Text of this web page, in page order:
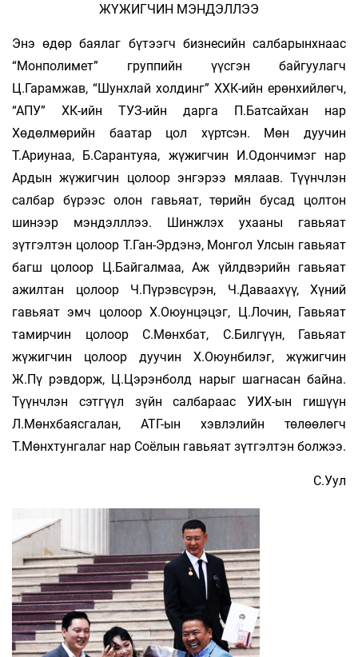
ЖҮЖИГЧИН МЭНДЭЛЛЭЭ
Энэ өдөр баялаг бүтээгч бизнесийн салбарынхнаас
“Монполимет” группийн үүсгэн байгуулагч
Ц.Гарамжав, “Шунхлай холдинг” ХХК-ийн ерөнхийлөгч,
“АПУ” ХК-ийн ТУЗ-ийн дарга П.Батсайхан нар
Хөдөлмөрийн баатар цол хүртсэн. Мөн дуучин
Т.Ариунаа, Б.Сарантуяа, жүжигчин И.Одончимэг нар
Ардын жүжигчин цолоор энгэрээ мялаав. Түүнчлэн
салбар бүрээс олон гавьяат, төрийн бусад цолтон
шинээр мэндэлллээ. Шинжлэх ухааны гавьяат
зүтгэлтэн цолоор Т.Ган-Эрдэнэ, Монгол Улсын гавьяат
багш цолоор Ц.Байгалмаа, Аж үйлдвэрийн гавьяат
ажилтан цолоор Ч.Пүрэвсүрэн, Ч.Даваахүү, Хүний
гавьяат эмч цолоор Х.Оюунцэцэг, Ц.Лочин, Гавьяат
тамирчин цолоор С.Мөнхбат, С.Билгүүн, Гавьяат
жүжигчин цолоор дуучин Х.Оюунбилэг, жүжигчин
Ж.Пү­ рэвдорж, Ц.Цэрэнболд нарыг шагнасан байна.
Түүнчлэн сэтгүүл зүйн салбараас УИХ-ын гишүүн
Л.Мөнхбаясгалан, АТГ-ын хэвлэлийн төлөөлөгч
Т.Мөнхтунгалаг нар Соёлын гавьяат зүтгэлтэн болжээ.
С.Уул